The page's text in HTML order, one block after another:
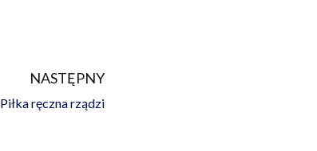
NASTĘPNY
Piłka ręczna rządzi